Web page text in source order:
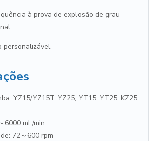
à prova de explosão de grau
personalizável.
YZ15/YZ15T, YZ25, YT15, YT25, KZ25,
6000 mL/min
72～600 rpm